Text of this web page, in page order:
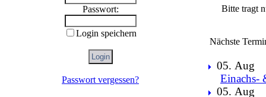
Passwort:
Login speichern
Passwort vergessen?
Bitte tragt
Nächste
05. Aug
Einachs-
05. Aug